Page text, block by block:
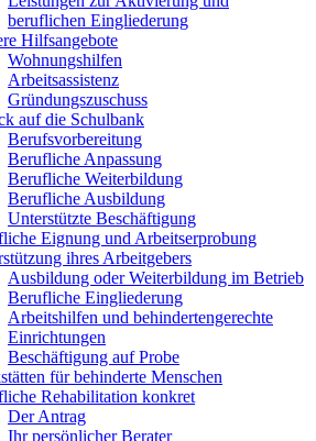
beruflichen Eingliederung
Hilfsangebote
Wohnungshilfen
Arbeitsassistenz
Gründungszuschuss
auf die Schulbank
Berufsvorbereitung
Berufliche Anpassung
Berufliche Weiterbildung
Berufliche Ausbildung
Unterstützte Beschäftigung
Eignung und Arbeitserprobung
ihres Arbeitgebers
Ausbildung oder Weiterbildung im Betrieb
Berufliche Eingliederung
Arbeitshilfen und behindertengerechte
Einrichtungen
Beschäftigung auf Probe
für behinderte Menschen
Rehabilitation konkret
Der Antrag
Ihr persönlicher Berater